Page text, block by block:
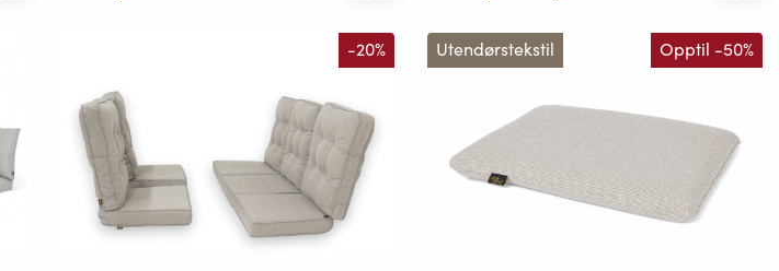
-20% Utendørstekstil Opptil -50%